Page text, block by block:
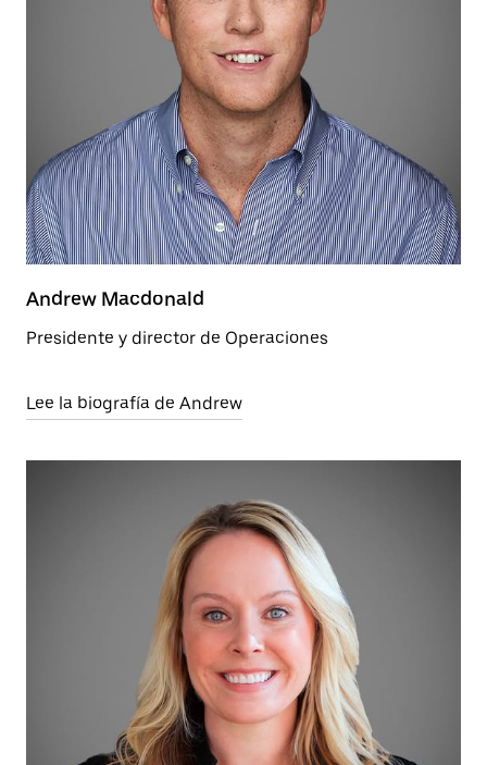
Andrew Macdonald
Presidente y director de Operaciones
Lee la biografía de Andrew